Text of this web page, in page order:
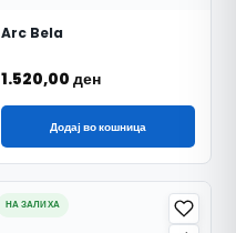
Arc Bela
1.520,00 ден
Додај во кошница
НА ЗАЛИХА